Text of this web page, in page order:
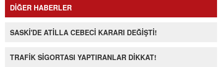
DİĞER HABERLER
SASKİ'DE ATİLLA CEBECİ KARARI DEĞİŞTİ!
TRAFİK SİGORTASI YAPTIRANLAR DİKKAT!